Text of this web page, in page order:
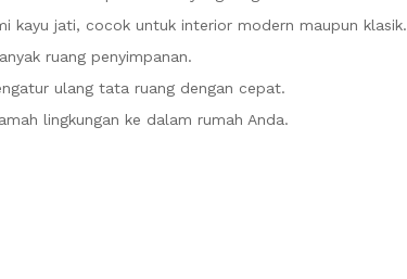
kayu jati, cocok untuk interior modern maupun klasik.
ruang penyimpanan.
ulang tata ruang dengan cepat.
lingkungan ke dalam rumah Anda.